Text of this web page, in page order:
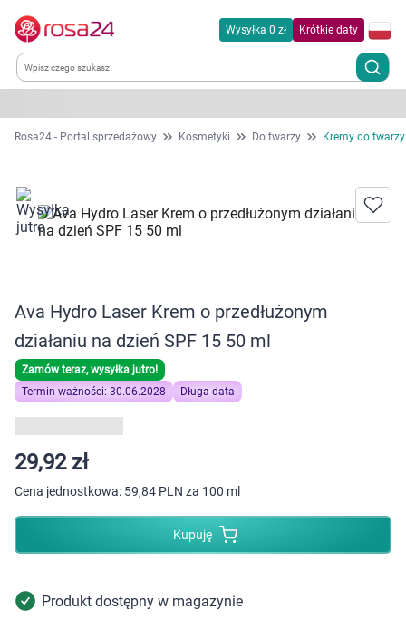
Wysyłka 0 zł Krótkie daty
Kategorie
Dla zwierząt
Zdrowie
Kobieta w ciąży i mama
Dziecko
Higiena
Kosmetyki
Mężczyzna
Zdrowy styl życia
Rosa24 - Portal sprzedażowy Kosmetyki Do twarzy Kremy do twarzy
Ava Hydro Laser Krem o przedłużonym
działaniu na dzień SPF 15 50 ml
Zamów teraz, wysyłka jutro!
Termin ważności: 30.06.2028
Długa data
29,92 zł
Cena jednostkowa: 59,84 PLN za 100 ml
Kupuję
Produkt dostępny w magazynie